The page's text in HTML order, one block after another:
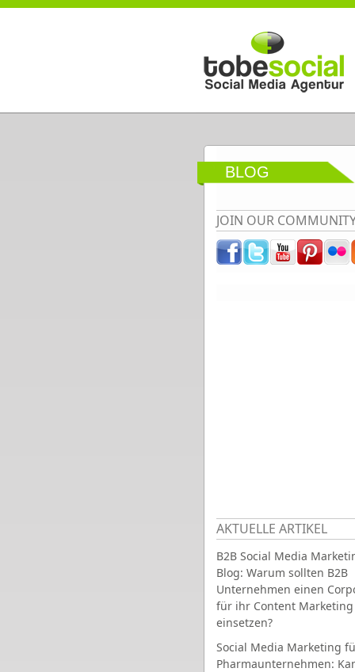
Direkt zum Inhalt
BLOG
JOIN OUR
AKTUELLE ARTIKEL
B2B Social Media
Blog: Warum sollten B2B
Unternehmen einen
für ihr Content Marketing
einsetzen?
Social Media Marketing
Pharmaunternehmen: